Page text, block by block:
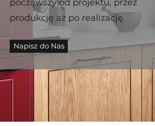
począwszy od projektu, przez
produkcję aż po realizację.
Napisz do Nas